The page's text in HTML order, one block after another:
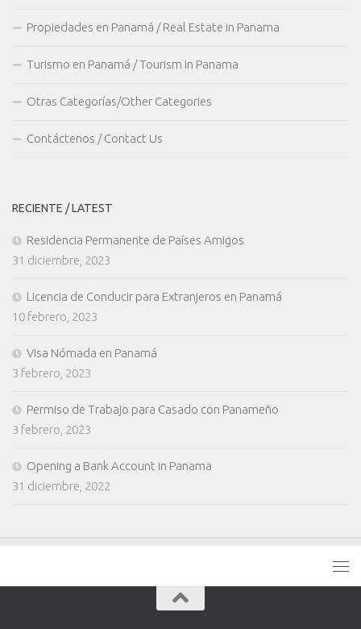
Propiedades en Panamá / Real Estate in Panama
Turismo en Panamá / Tourism in Panama
Otras Categorías/Other Categories
Contáctenos / Contact Us
RECIENTE / LATEST
Residencia Permanente de Países Amigos
31 diciembre, 2023
Licencia de Conducir para Extranjeros en Panamá
10 febrero, 2023
Visa Nómada en Panamá
3 febrero, 2023
Permiso de Trabajo para Casado con Panameño
3 febrero, 2023
Opening a Bank Account in Panama
31 diciembre, 2022